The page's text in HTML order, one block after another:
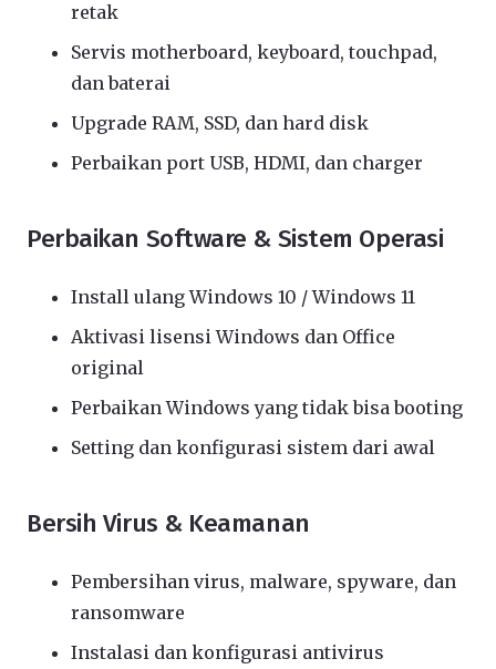
retak
Servis motherboard, keyboard, touchpad,
dan baterai
Upgrade RAM, SSD, dan hard disk
Perbaikan port USB, HDMI, dan charger
Perbaikan Software & Sistem Operasi
Install ulang Windows 10 / Windows 11
Aktivasi lisensi Windows dan Office
original
Perbaikan Windows yang tidak bisa booting
Setting dan konfigurasi sistem dari awal
Bersih Virus & Keamanan
Pembersihan virus, malware, spyware, dan
ransomware
Instalasi dan konfigurasi antivirus